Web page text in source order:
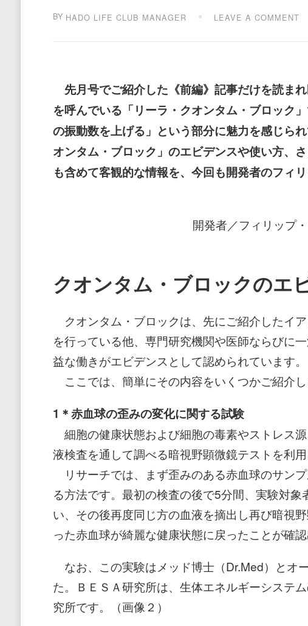
BY HADO LIFE CLUB MANAGER LEAVE A COMMENTON
も
類
を
な
い
意
識
の
を
る
純
な
量
子
空
間
場
す
る
リ
ー
ク
オ
ン
ッ
ク
先月号でご紹介した《前編》記事だけを読ま
を呼んでいる「リーラ・クオンタム・ブロック
の振動数を上げる」という部分に魅力を感じら
オンタム・ブロック」のエビデンスや使い方、
も含めて客観的な情報を、今回も開発者のフィ
開発者／フィリップ
クオンタム・ブロックのエ
クオンタム・ブロックは、先にご紹介したイ
を行っている他、専門研究機関や医師ならびに
益な働きがエビデンスとして認められています。
ここでは、簡単にその内容をいくつかご紹介し
1＊赤血球の歪みの変化に関する試験
細胞の健康状態および細胞の毒素やストレス
液検査を通して調べる暗視野顕微鏡テストを利
リサーチでは、まず歪みのある赤血球のサン
る方法です。最初の検査の後で5分間、実験対
い、その後再度同じ方の血液を摘出し再び暗視
った赤血球が綺麗な健康状態に戻ったことが確
なお、この実験はメッド博士（Dr.Med）とオ
た。ＢＥＳＡ研究所は、生体エネルギーシステ
究所です。（画像２）